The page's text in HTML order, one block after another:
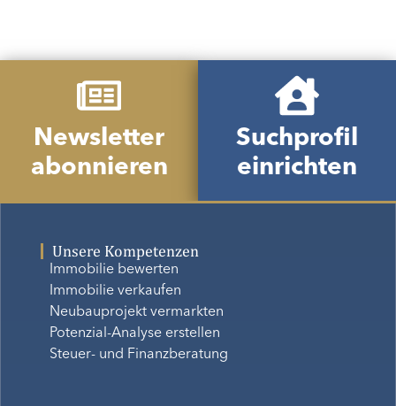
Newsletter
abonnieren
Suchprofil
einrichten
Unsere Kompetenzen
Immobilie bewerten
Immobilie verkaufen
Neubauprojekt vermarkten
Potenzial-Analyse erstellen
Steuer- und Finanzberatung